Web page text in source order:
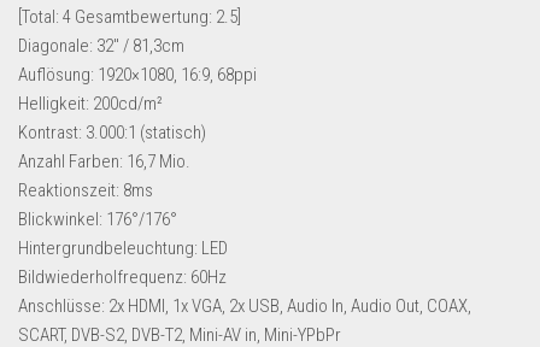
Spielzeug & Games
Schuhe & Accessoires
Sport & Freizeit
Uhren & Schmuck
Wohnen & Einrichten
Restposten-Angebote
Restposten für Privatpersonen
eBay Restposten kaufen
Sonderposten-Angebote
[Total: 4 Gesamtbewertung: 2.5
Diagonale: 32″ / 81,3cm
Auflösung: 1920×1080, 16:9, 68ppi
Helligkeit: 200cd/m²
Kontrast: 3.000:1 (statisch)
Anzahl Farben: 16,7 Mio.
Reaktionszeit: 8ms
Blickwinkel: 176°/176°
Hintergrundbeleuchtung: LED
Bildwiederholfrequenz: 60Hz
Anschlüsse: 2x HDMI, 1x VGA, 2x USB, Audio In, Audio Out, COAX,
SCART, DVB-S2, DVB-T2, Mini-AV in, Mini-YPbPr